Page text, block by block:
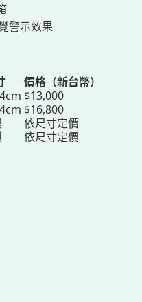
警示效果
價格（新台幣）
$13,000
$16,800
依尺寸定價
依尺寸定價